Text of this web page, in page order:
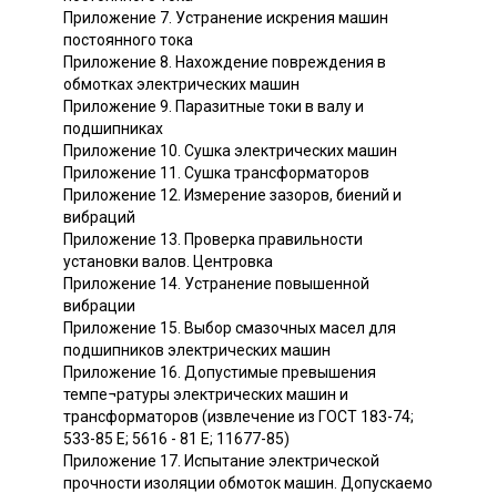
Приложение 7. Устранение искрения машин
постоянного тока
Приложение 8. Нахождение повреждения в
обмотках электрических машин
Приложение 9. Паразитные токи в валу и
подшипниках
Приложение 10. Сушка электрических машин
Приложение 11. Сушка трансформаторов
Приложение 12. Измерение зазоров, биений и
вибраций
Приложение 13. Проверка правильности
установки валов. Центровка
Приложение 14. Устранение повышенной
вибрации
Приложение 15. Выбор смазочных масел для
подшипников электрических машин
Приложение 16. Допустимые превышения
темпе¬ратуры электрических машин и
трансформаторов (извлечение из ГОСТ 183-74;
533-85 Е; 5616 - 81 Е; 11677-85)
Приложение 17. Испытание электрической
прочности изоляции обмоток машин. Допускаемо